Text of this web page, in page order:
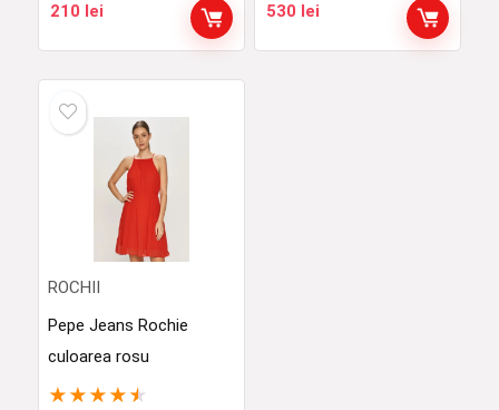
210 lei 530 lei
ROCHII
Pepe Jeans Rochie
culoarea rosu
★ ★ ★ ★ ★